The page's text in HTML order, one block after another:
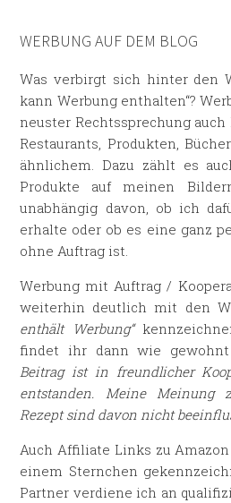
WERBUNG AUF DEM BLOG
Was verbirgt sich hinter den
kann Werbung enthalten“?
neuster Rechtssprechung
Restaurants, Produkten,
ähnlichem. Dazu zählt es
Produkte auf meinen
unabhängig davon, ob ich
erhalte oder ob es eine ganz
ohne Auftrag ist.
Werbung mit Auftrag /
weiterhin deutlich mit den
enthält Werbung“
findet ihr dann wie
Beitrag ist in freundlicher
entstanden. Meine Meinung
Rezept sind davon nicht
Auch Affiliate Links zu
einem Sternchen
Partner verdiene ich an